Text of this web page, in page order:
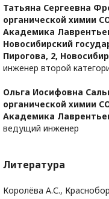
Татьяна Сергеевна
органической химии
Академика
Новосибирский
Пирогова, 2,
инженер второй
Ольга Иосифовна
органической химии
Академика
ведущий инженер
Литература
Королёва А.С.,